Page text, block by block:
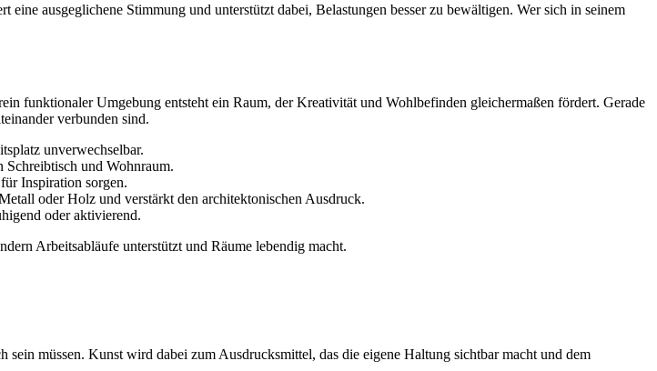
ausgeglichene Stimmung und unterstützt dabei, Belastungen besser zu bewältigen. Wer sich in seinem
funktionaler Umgebung entsteht ein Raum, der Kreativität und Wohlbefinden gleichermaßen fördert. Gerade
verbunden sind.
unverwechselbar.
Schreibtisch und Wohnraum.
Inspiration sorgen.
oder Holz und verstärkt den architektonischen Ausdruck.
oder aktivierend.
Arbeitsabläufe unterstützt und Räume lebendig macht.
müssen. Kunst wird dabei zum Ausdrucksmittel, das die eigene Haltung sichtbar macht und dem